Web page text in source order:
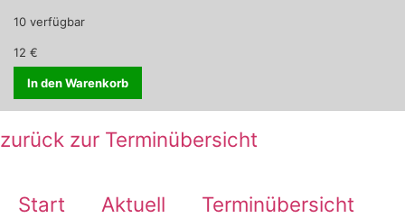
10 verfügbar
12 €
In den Warenkorb
zurück zur Terminübersicht
Start Aktuell
Terminübersicht